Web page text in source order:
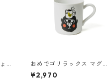
おめでゴリラックス マグカ
ップ
¥2,970